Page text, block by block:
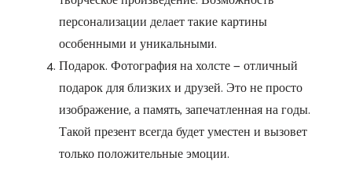
персонализации делает такие картины
особенными и уникальными.
Подарок. Фотография на холсте — отличный
подарок для близких и друзей. Это не просто
изображение, а память, запечатленная на годы.
Такой презент всегда будет уместен и вызовет
только положительные эмоции.